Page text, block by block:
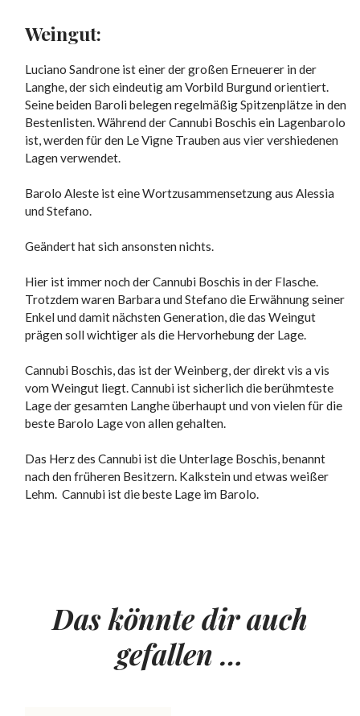
Weingut:
Luciano Sandrone ist einer der großen Erneuerer in der
Langhe, der sich eindeutig am Vorbild Burgund orientiert.
Seine beiden Baroli belegen regelmäßig Spitzenplätze in den
Bestenlisten. Während der Cannubi Boschis ein Lagenbarolo
ist, werden für den Le Vigne Trauben aus vier vershiedenen
Lagen verwendet.
Barolo Aleste ist eine Wortzusammensetzung aus Alessia
und Stefano.
Geändert hat sich ansonsten nichts.
Hier ist immer noch der Cannubi Boschis in der Flasche.
Trotzdem waren Barbara und Stefano die Erwähnung seiner
Enkel und damit nächsten Generation, die das Weingut
prägen soll wichtiger als die Hervorhebung der Lage.
Cannubi Boschis, das ist der Weinberg, der direkt vis a vis
vom Weingut liegt. Cannubi ist sicherlich die berühmteste
Lage der gesamten Langhe überhaupt und von vielen für die
beste Barolo Lage von allen gehalten.
Das Herz des Cannubi ist die Unterlage Boschis, benannt
nach den früheren Besitzern. Kalkstein und etwas weißer
Lehm. Cannubi ist die beste Lage im Barolo.
Das könnte dir auch
gefallen …